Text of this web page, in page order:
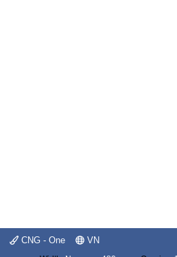
CNG - One VN